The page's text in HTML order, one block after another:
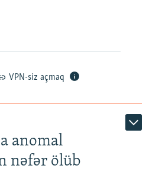
VPN-siz açmaq
anomal
nəfər ölüb